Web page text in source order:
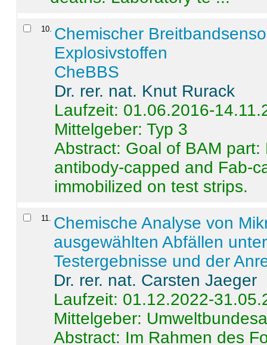
10 Chemischer
Explosivstoffen
CheBBS
Dr. rer. nat. Knut Rurack
Laufzeit: 01.06.2016-
Mittelgeber: Typ 3
Abstract: Goal of BAM
antibody-capped and Fab-
immobilized on test strips.
11
Chemische Analyse von
ausgewählten Abfällen
Testergebnisse und der
Dr. rer. nat. Carsten Jaeger
Laufzeit: 01.12.2022-
Mittelgeber:
Abstract: Im Rahmen des